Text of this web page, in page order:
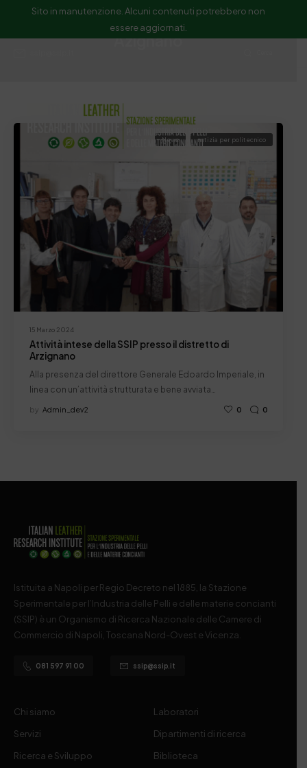
Sito in manutenzione. Alcuni contenuti potrebbero non
essere aggiornati.
Azignano
15 Marzo 2024
News notizia per politecnico
Attività intese della SSIP presso il distretto di
Arzignano
Alla presenza del direttore Generale Edoardo Imperiale, in
linea con un’attività strutturata e bene avviata…
by Admin_dev2 0 0
Istituita a Napoli per Regio Decreto nel 1885, la Stazione
Sperimentale per l’Industria delle Pelli e delle materie concianti
(SSIP) è un Organismo di Ricerca Nazionale delle Camere di
Commercio di Napoli, Toscana Nord-Ovest e Vicenza.
081 597 91 00 ssip@ssip.it
Chi siamo
Servizi
Ricerca e Sviluppo
Laboratori
Dipartimenti di ricerca
Biblioteca